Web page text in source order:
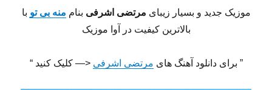
موزیک جدید و بسیار زیبای مرتضی اشرفی بنام منه بی تو با
بالاترین کیفیت در آوا موزیک
” برای دانلود آهنگ های مرتضی اشرفی <— کلیک کنید “